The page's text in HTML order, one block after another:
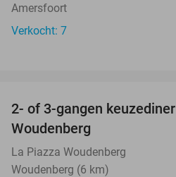
Amersfoort
Verkocht: 7
2- of 3-gangen
Woudenberg
La Piazza Woudenberg
Woudenberg (6 km)